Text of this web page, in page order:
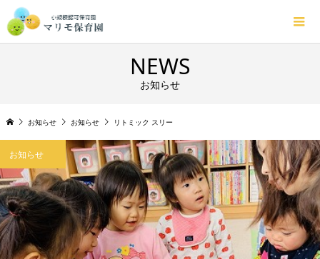
NEWS
お知らせ
お知らせ お知らせ リトミック スリー
お知らせ